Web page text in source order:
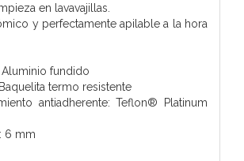
en lavavajillas.
y perfectamente apilable a la hora
fundido
termo resistente
antiadherente: Teflon® Platinum
6 mm